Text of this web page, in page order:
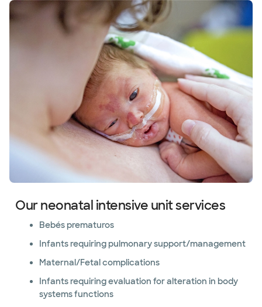
Our neonatal intensive unit services
Bebés prematuros
Infants requiring pulmonary support/management
Maternal/Fetal complications
Infants requiring evaluation for alteration in body
systems functions